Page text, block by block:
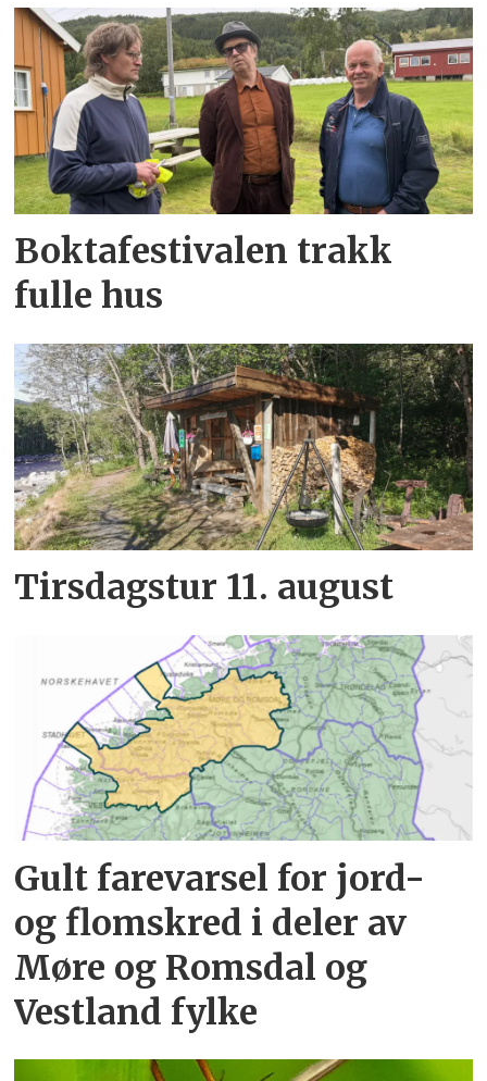
Boktafestivalen trakk
fulle hus
Tirsdagstur 11. august
Gult farevarsel for jord-
og flomskred i deler av
Møre og Romsdal og
Vestland fylke